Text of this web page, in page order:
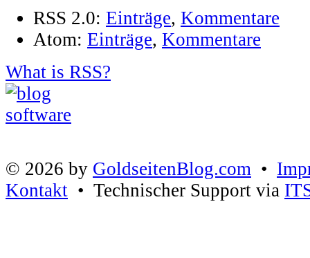
RSS 2.0: Einträge, Kommentare
Atom: Einträge, Kommentare
What is RSS?
© 2026 by GoldseitenBlog.com •
Kontakt • Technischer Support via